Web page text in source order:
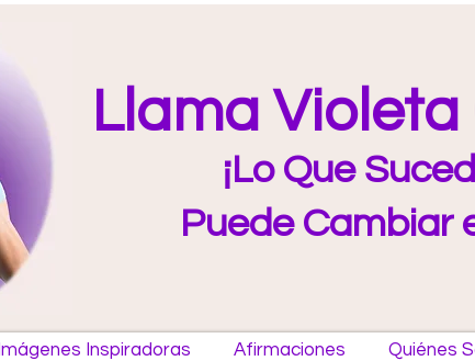
Llama
¡Lo Que
Puede Cambiar
Imágenes Inspiradoras Afirmaciones Quiénes